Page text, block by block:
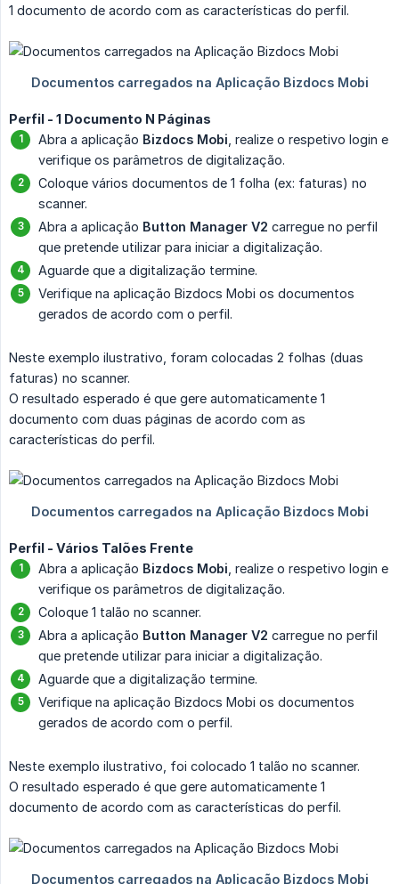
1 documento de acordo com as características do perfil.
Perfil - 1 Documento N Páginas
Abra a aplicação Bizdocs Mobi , realize o respetivo login e
verifique os parâmetros de digitalização.
Coloque vários documentos de 1 folha (ex: faturas) no
scanner.
Abra a aplicação Button Manager V2 carregue no perfil
que pretende utilizar para iniciar a digitalização.
Aguarde que a digitalização termine.
Verifique na aplicação Bizdocs Mobi os documentos
gerados de acordo com o perfil.
Neste exemplo ilustrativo, foram colocadas 2 folhas (duas
faturas) no scanner.
O resultado esperado é que gere automaticamente 1
documento com duas páginas de acordo com as
características do perfil.
Perfil - Vários Talões Frente
Abra a aplicação Bizdocs Mobi , realize o respetivo login e
verifique os parâmetros de digitalização.
Coloque 1 talão no scanner.
Abra a aplicação Button Manager V2 carregue no perfil
que pretende utilizar para iniciar a digitalização.
Aguarde que a digitalização termine.
Verifique na aplicação Bizdocs Mobi os documentos
gerados de acordo com o perfil.
Neste exemplo ilustrativo, foi colocado 1 talão no scanner.
O resultado esperado é que gere automaticamente 1
documento de acordo com as características do perfil.